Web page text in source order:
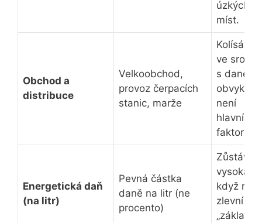
úzkých
míst.
Obchod a
distribuce
Velkoobchod,
provoz čerpacích
stanic, marže
Kolísá,
ve
s daněmi
obvykle
není
hlavním
faktorem.
Energetická daň
(na litr)
Pevná částka
daně na litr (ne
procento)
Zůstává
vysoká, i
když ropa
zlevní -
„základ“ v